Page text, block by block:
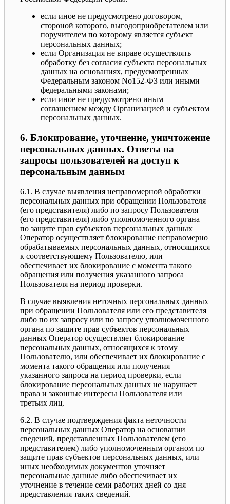
если иное не предусмотрено договором,
стороной которого, выгодоприобретателем или
поручителем по которому является субъект
персональных данных;
если Организация не вправе осуществлять
обработку без согласия субъекта персональных
данных на основаниях, предусмотренных
Федеральным законом No152-ФЗ или иными
федеральными законами;
если иное не предусмотрено иным
соглашением между Организацией и субъектом
персональных данных.
6. Блокирование, уточнение, уничтожение
персональных данных. Ответы на
запросы пользователей на доступ к
персональным данным
6.1. В случае выявления неправомерной обработки
персональных данных при обращении Пользователя
(его представителя) либо по запросу Пользователя
(его представителя) либо уполномоченного органа
по защите прав субъектов персональных данных
Оператор осуществляет блокирование неправомерно
обрабатываемых персональных данных, относящихся
к соответствующему Пользователю, или
обеспечивает их блокирование с момента такого
обращения или получения указанного запроса
Пользователя на период проверки.
В случае выявления неточных персональных данных
при обращении Пользователя или его представителя
либо по их запросу или по запросу уполномоченного
органа по защите прав субъектов персональных
данных Оператор осуществляет блокирование
персональных данных, относящихся к этому
Пользователю, или обеспечивает их блокирование с
момента такого обращения или получения
указанного запроса на период проверки, если
блокирование персональных данных не нарушает
права и законные интересы Пользователя или
третьих лиц.
6.2. В случае подтверждения факта неточности
персональных данных Оператор на основании
сведений, представленных Пользователем (его
представителем) либо уполномоченным органом по
защите прав субъектов персональных данных, или
иных необходимых документов уточняет
персональные данные либо обеспечивает их
уточнение в течение семи рабочих дней со дня
представления таких сведений.